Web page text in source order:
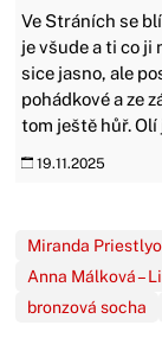
Ve Stráních se
je všude a ti co ji
sice jasno, ale
pohádkové a ze
tom ještě hůř.
19.11.2025
Miranda
Anna Málková –
bronzová socha